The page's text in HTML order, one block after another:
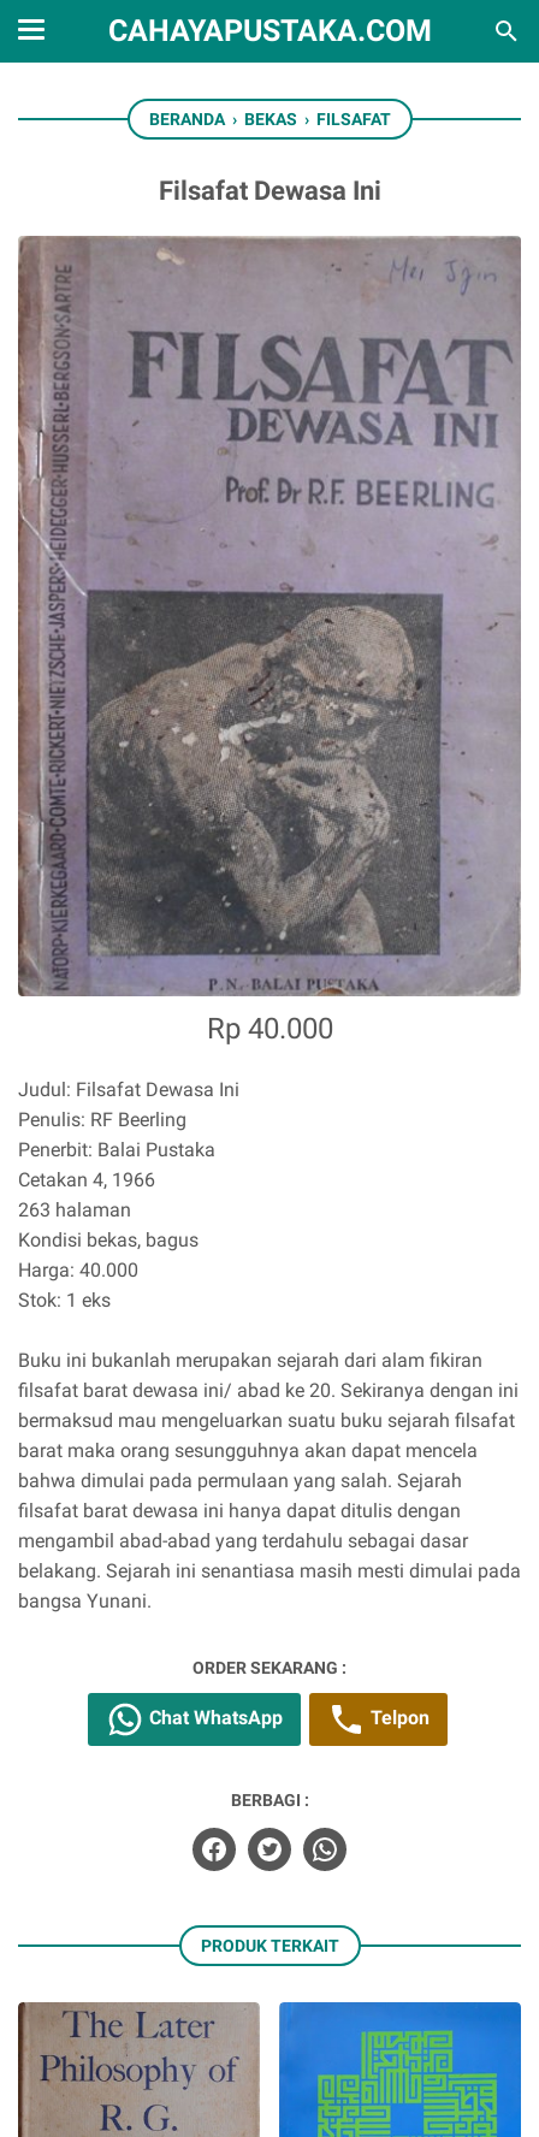
CAHAYAPUSTAKA.COM
BERANDA › BEKAS › FILSAFAT
Filsafat Dewasa Ini
Rp 40.000
Judul: Filsafat Dewasa Ini
Penulis: RF Beerling
Penerbit: Balai Pustaka
Cetakan 4, 1966
263 halaman
Kondisi bekas, bagus
Harga: 40.000
Stok: 1 eks
Buku ini bukanlah merupakan sejarah dari alam fikiran
filsafat barat dewasa ini/ abad ke 20. Sekiranya dengan ini
bermaksud mau mengeluarkan suatu buku sejarah filsafat
barat maka orang sesungguhnya akan dapat mencela
bahwa dimulai pada permulaan yang salah. Sejarah
filsafat barat dewasa ini hanya dapat ditulis dengan
mengambil abad-abad yang terdahulu sebagai dasar
belakang. Sejarah ini senantiasa masih mesti dimulai pada
bangsa Yunani.
ORDER SEKARANG :
Chat WhatsApp Telpon
BERBAGI :
PRODUK TERKAIT